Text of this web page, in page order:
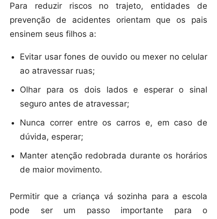
Para reduzir riscos no trajeto, entidades de
prevenção de acidentes orientam que os pais
ensinem seus filhos a:
Evitar usar fones de ouvido ou mexer no celular
ao atravessar ruas;
Olhar para os dois lados e esperar o sinal
seguro antes de atravessar;
Nunca correr entre os carros e, em caso de
dúvida, esperar;
Manter atenção redobrada durante os horários
de maior movimento.
Permitir que a criança vá sozinha para a escola
pode ser um passo importante para o